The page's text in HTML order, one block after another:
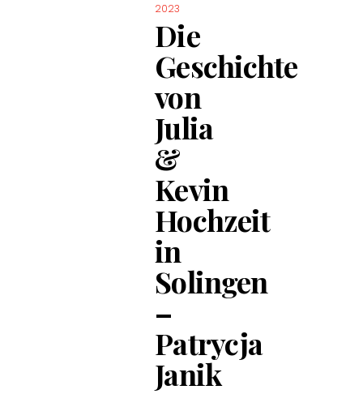
2023
Die
Geschichte
von
Julia
&
Kevin
Hochzeit
in
Solingen
–
Patrycja
Janik